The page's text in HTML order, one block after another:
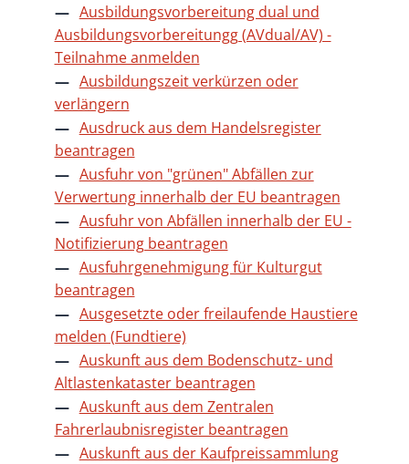
Ausbildungsvorbereitung dual und
Ausbildungsvorbereitungg (AVdual/AV) -
Teilnahme anmelden
Ausbildungszeit verkürzen oder
verlängern
Ausdruck aus dem Handelsregister
beantragen
Ausfuhr von "grünen" Abfällen zur
Verwertung innerhalb der EU beantragen
Ausfuhr von Abfällen innerhalb der EU -
Notifizierung beantragen
Ausfuhrgenehmigung für Kulturgut
beantragen
Ausgesetzte oder freilaufende Haustiere
melden (Fundtiere)
Auskunft aus dem Bodenschutz- und
Altlastenkataster beantragen
Auskunft aus dem Zentralen
Fahrerlaubnisregister beantragen
Auskunft aus der Kaufpreissammlung